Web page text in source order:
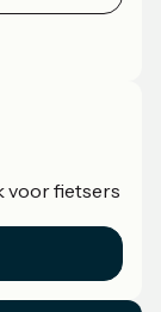
voor fietsers